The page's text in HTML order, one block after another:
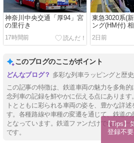
神奈川中央交通「厚94」宮
の里行き
17時間前
東急3020系(
ング(HM付)
停高島平行き
2日前
このブログのここがポイント
多彩な列車ラッピングと歴
この記事の特徴は、鉄道車両の魅力を多角
念列車の記録を鮮やかに伝える点にありま
トとともに彩られる車両の姿を、豊かな詳
す。各種路線や車種の変遷を通じて、鉄道
となっています。鉄道ファンだけでなく、
です。
【Tips】
登録不